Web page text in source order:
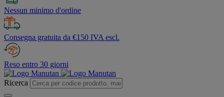
Nessun minimo d'ordine
Consegna gratuita da €150 IVA escl.
Reso entro 30 giorni
Ricerca